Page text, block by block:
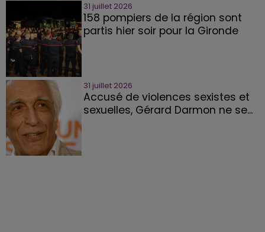
31 juillet 2026
158 pompiers de la région sont
partis hier soir pour la Gironde
31 juillet 2026
Accusé de violences sexistes et
sexuelles, Gérard Darmon ne se...